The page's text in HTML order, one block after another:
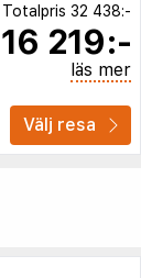
Totalpris 32 438:-
16 219:-
läs mer
Välj resa